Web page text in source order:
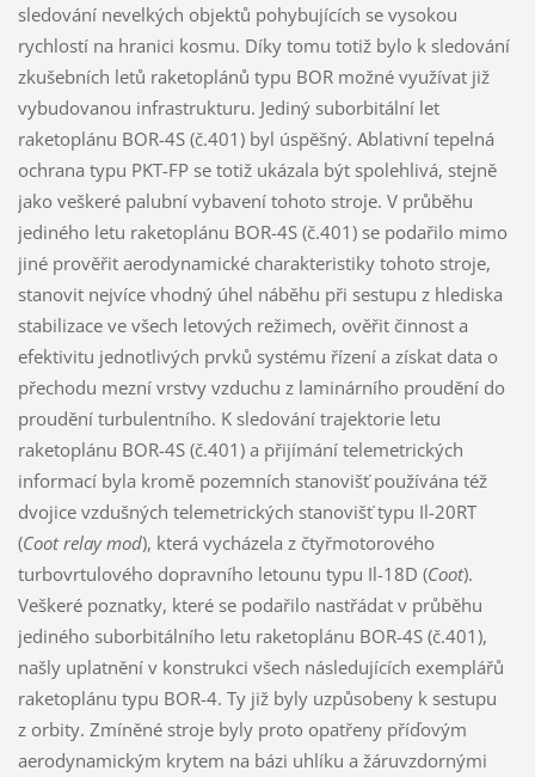
sledování nevelkých objektů pohybujících se vysokou
rychlostí na hranici kosmu. Díky tomu totiž bylo k sledování
zkušebních letů raketoplánů typu BOR možné využívat již
vybudovanou infrastrukturu. Jediný suborbitální let
raketoplánu BOR-4S (č.401) byl úspěšný. Ablativní tepelná
ochrana typu PKT-FP se totiž ukázala být spolehlivá, stejně
jako veškeré palubní vybavení tohoto stroje. V průběhu
jediného letu raketoplánu BOR-4S (č.401) se podařilo mimo
jiné prověřit aerodynamické charakteristiky tohoto stroje,
stanovit nejvíce vhodný úhel náběhu při sestupu z hlediska
stabilizace ve všech letových režimech, ověřit činnost a
efektivitu jednotlivých prvků systému řízení a získat data o
přechodu mezní vrstvy vzduchu z laminárního proudění do
proudění turbulentního. K sledování trajektorie letu
raketoplánu BOR-4S (č.401) a přijímání telemetrických
informací byla kromě pozemních stanovišť používána též
dvojice vzdušných telemetrických stanovišť typu Il-20RT
(Coot relay mod), která vycházela z čtyřmotorového
turbovrtulového dopravního letounu typu Il-18D (Coot).
Veškeré poznatky, které se podařilo nastřádat v průběhu
jediného suborbitálního letu raketoplánu BOR-4S (č.401),
našly uplatnění v konstrukci všech následujících exemplářů
raketoplánu typu BOR-4. Ty již byly uzpůsobeny k sestupu
z orbity. Zmíněné stroje byly proto opatřeny příďovým
aerodynamickým krytem na bázi uhlíku a žáruvzdornými